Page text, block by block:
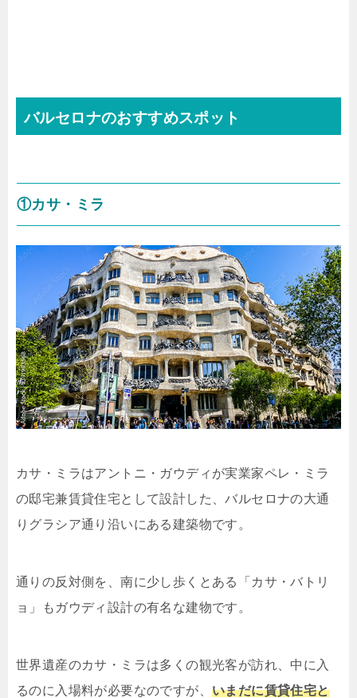
バルセロナのおすすめスポット
①カサ・ミラ
カサ・ミラはアントニ・ガウディが実業家ペレ・ミラ
の邸宅兼賃貸住宅として設計した、バルセロナの大通
りグラシア通り沿いにある建築物です。
通りの反対側を、南に少し歩くとある「カサ・バトリ
ョ」もガウディ設計の有名な建物です。
世界遺産のカサ・ミラは多くの観光客が訪れ、中に入
るのに入場料が必要なのですが、 いまだに賃貸住宅と